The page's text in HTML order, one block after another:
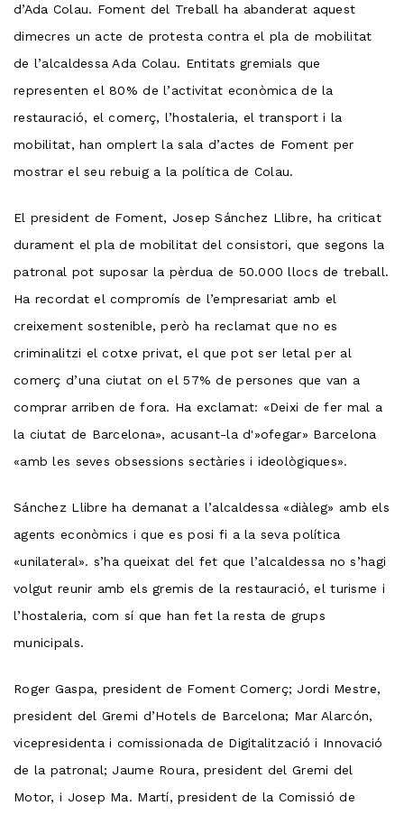
d’Ada Colau. Foment del Treball ha abanderat aquest
dimecres un acte de protesta contra el pla de mobilitat
de l’alcaldessa Ada Colau. Entitats gremials que
representen el 80% de l’activitat econòmica de la
restauració, el comerç, l’hostaleria, el transport i la
mobilitat, han omplert la sala d’actes de Foment per
mostrar el seu rebuig a la política de Colau.
El president de Foment, Josep Sánchez Llibre, ha criticat
durament el pla de mobilitat del consistori, que segons la
patronal pot suposar la pèrdua de 50.000 llocs de treball.
Ha recordat el compromís de l’empresariat amb el
creixement sostenible, però ha reclamat que no es
criminalitzi el cotxe privat, el que pot ser letal per al
comerç d’una ciutat on el 57% de persones que van a
comprar arriben de fora. Ha exclamat: «Deixi de fer mal a
la ciutat de Barcelona», acusant-la d'»ofegar» Barcelona
«amb les seves obsessions sectàries i ideològiques».
Sánchez Llibre ha demanat a l’alcaldessa «diàleg» amb els
agents econòmics i que es posi fi a la seva política
«unilateral». s’ha queixat del fet que l’alcaldessa no s’hagi
volgut reunir amb els gremis de la restauració, el turisme i
l’hostaleria, com sí que han fet la resta de grups
municipals.
Roger Gaspa, president de Foment Comerç; Jordi Mestre,
president del Gremi d’Hotels de Barcelona; Mar Alarcón,
vicepresidenta i comissionada de Digitalització i Innovació
de la patronal; Jaume Roura, president del Gremi del
Motor, i Josep Ma. Martí, president de la Comissió de